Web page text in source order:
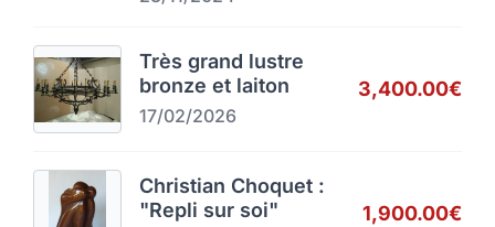
Très grand lustre
bronze et laiton
17/02/2026
3,400.00€
Christian Choquet :
"Repli sur soi"
1,900.00€